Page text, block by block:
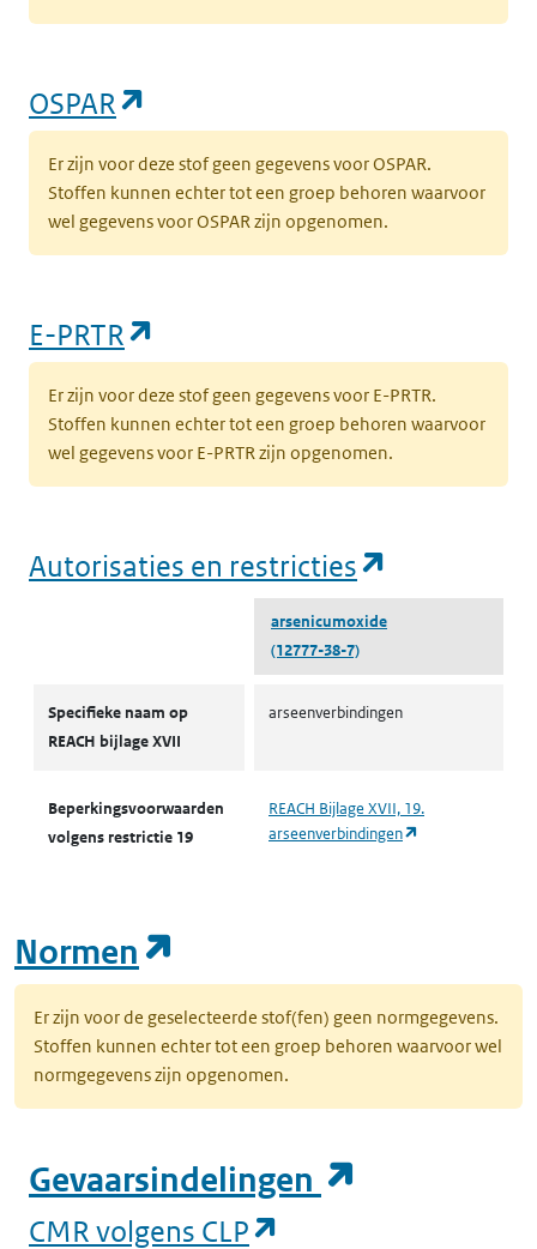
OSPAR
Er zijn voor deze stof geen gegevens voor OSPAR.
Stoffen kunnen echter tot een groep behoren waarvoor
wel gegevens voor OSPAR zijn opgenomen.
E-PRTR
Er zijn voor deze stof geen gegevens voor E-PRTR.
Stoffen kunnen echter tot een groep behoren waarvoor
wel gegevens voor E-PRTR zijn opgenomen.
Autorisaties en restricties
arsenicumoxide
(12777-38-7)
Specifieke naam op
REACH bijlage XVII
arseenverbindingen
Beperkingsvoorwaarden
volgens restrictie 19
REACH Bijlage XVII, 19.
arseenverbindingen
Normen
Er zijn voor de geselecteerde stof(fen) geen normgegevens.
Stoffen kunnen echter tot een groep behoren waarvoor wel
normgegevens zijn opgenomen.
Gevaarsindelingen
CMR volgens CLP